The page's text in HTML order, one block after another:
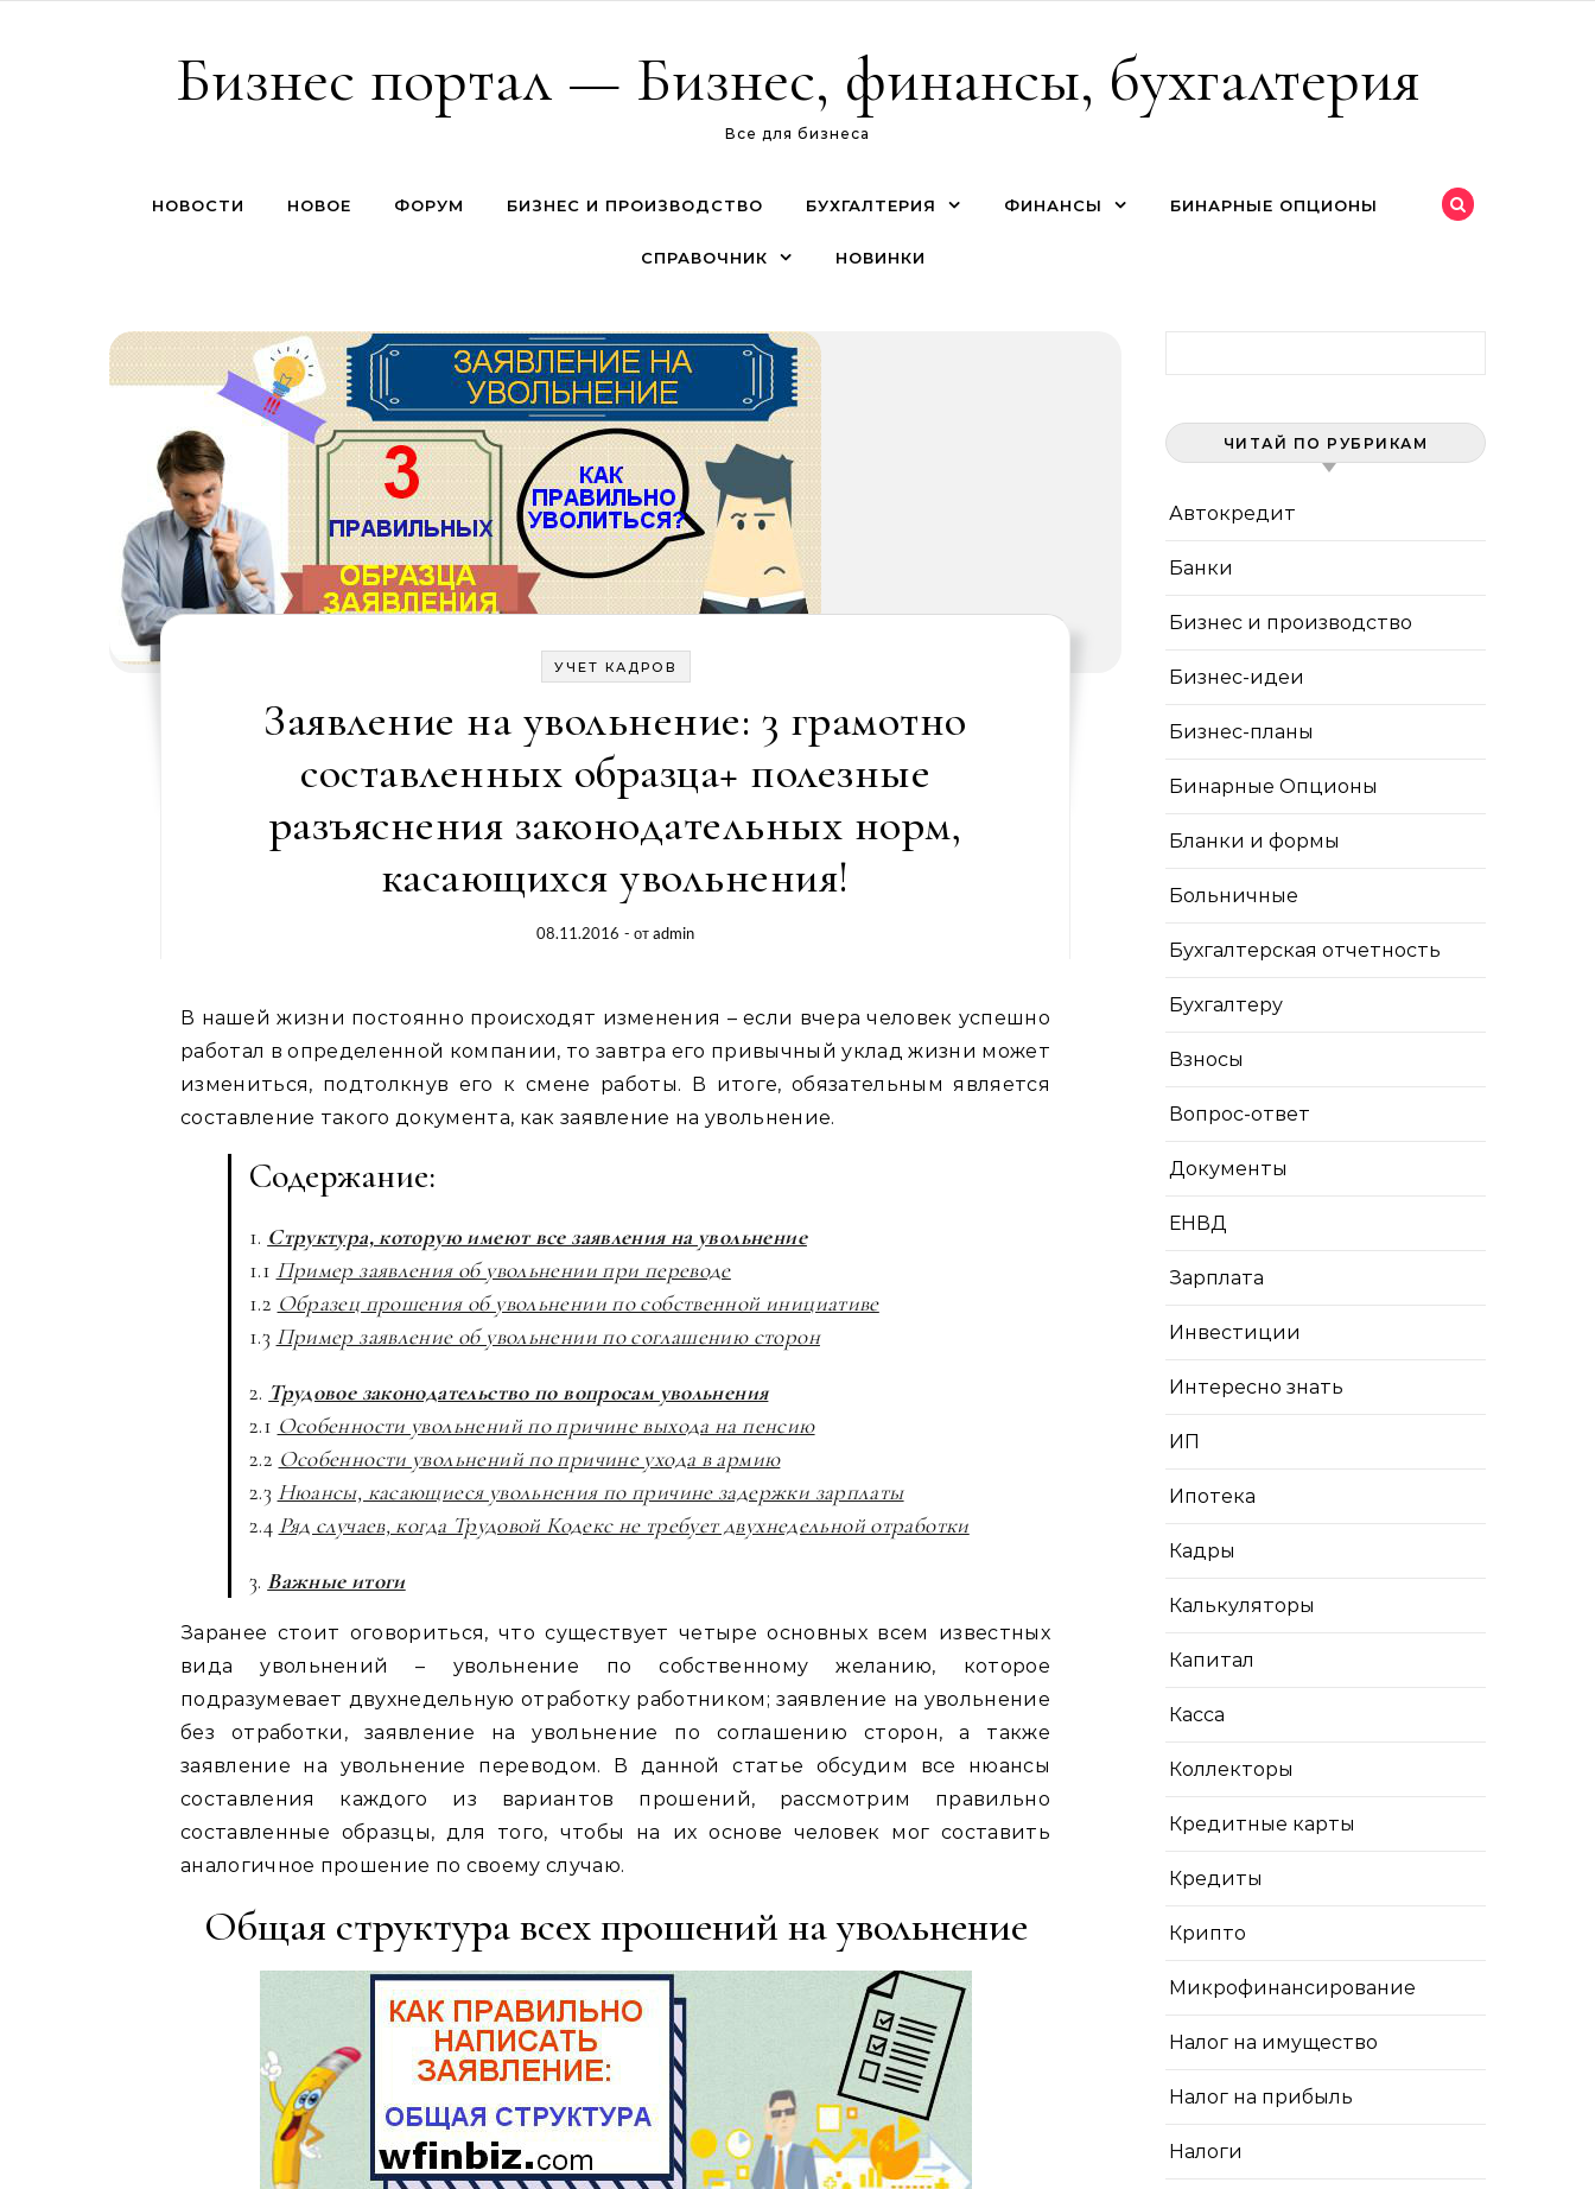
Бизнес портал — Бизнес, финансы, бухгалтерия
Все для бизнеса
НОВОСТИ НОВОЕ ФОРУМ БИЗНЕС И ПРОИЗВОДСТВО БУХГАЛТЕРИЯ ФИНАНСЫ БИНАРНЫЕ ОПЦИОНЫ
СПРАВОЧНИК НОВИНКИ
УЧЕТ КАДРОВ
Заявление на увольнение: 3 грамотно
составленных образца+ полезные
разъяснения законодательных норм,
касающихся увольнения!
08.11.2016 - отadmin
В нашей жизни постоянно происходят изменения – если вчера человек успешно
работал в определенной компании, то завтра его привычный уклад жизни может
измениться, подтолкнув его к смене работы. В итоге, обязательным является
составление такого документа, как заявление на увольнение.
Содержание:
1. Структура, которую имеют все заявления на увольнение
1.1 Пример заявления об увольнении при переводе
1.2 Образец прошения об увольнении по собственной инициативе
1.3 Пример заявление об увольнении по соглашению сторон
2. Трудовое законодательство по вопросам увольнения
2.1 Особенности увольнений по причине выхода на пенсию
2.2 Особенности увольнений по причине ухода в армию
2.3 Нюансы, касающиеся увольнения по причине задержки зарплаты
2.4 Ряд случаев, когда Трудовой Кодекс не требует двухнедельной отработки
3. Важные итоги
Заранее стоит оговориться, что существует четыре основных всем известных
вида увольнений – увольнение по собственному желанию, которое
подразумевает двухнедельную отработку работником; заявление на увольнение
без отработки, заявление на увольнение по соглашению сторон, а также
заявление на увольнение переводом. В данной статье обсудим все нюансы
составления каждого из вариантов прошений, рассмотрим правильно
составленные образцы, для того, чтобы на их основе человек мог составить
аналогичное прошение по своему случаю.
Общая структура всех прошений на увольнение
ЧИТАЙ ПО РУБРИКАМ
Автокредит
Банки
Бизнес и производство
Бизнес-идеи
Бизнес-планы
Бинарные Опционы
Бланки и формы
Больничные
Бухгалтерская отчетность
Бухгалтеру
Взносы
Вопрос-ответ
Документы
ЕНВД
Зарплата
Инвестиции
Интересно знать
ИП
Ипотека
Кадры
Калькуляторы
Капитал
Касса
Коллекторы
Кредитные карты
Кредиты
Крипто
Микрофинансирование
Налог на имущество
Налог на прибыль
Налоги